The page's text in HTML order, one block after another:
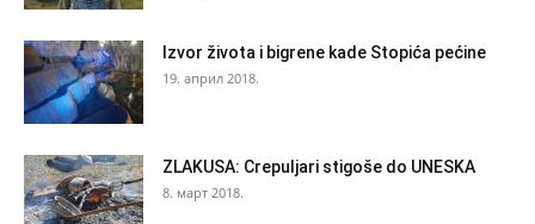
Izvor života i bigrene kade Stopića pećine
19. април 2018.
ZLAKUSA: Crepuljari stigoše do UNESKA
8. март 2018.